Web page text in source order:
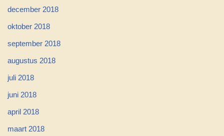
december 2018
oktober 2018
september 2018
augustus 2018
juli 2018
juni 2018
april 2018
maart 2018